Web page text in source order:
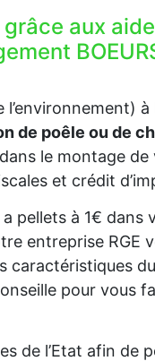
grâce aux
à
de poêle ou de
le montage
et crédit
pellets à 1€ dans
entreprise RGE
caractéristiques
pour vous
de l’Etat afin de